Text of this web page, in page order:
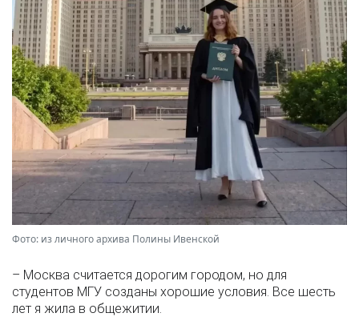
Фото: из личного архива Полины Ивенской
– Москва считается дорогим городом, но для
студентов МГУ созданы хорошие условия. Все шесть
лет я жила в общежитии.